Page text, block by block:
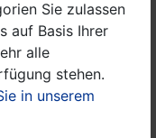
Sie zulassen
auf Basis Ihrer
alle
stehen.
in unserem